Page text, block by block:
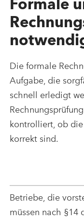
Formale
Die formale
Aufgabe, die
schnell erledigt
kontrolliert, ob
korrekt sind.
Betriebe, die
müssen nach §14